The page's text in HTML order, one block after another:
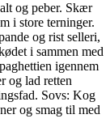
og peber. Skær
i store terninger.
og rist selleri,
i sammen med
igennem
og lad retten
Sovs: Kog
og smag til med